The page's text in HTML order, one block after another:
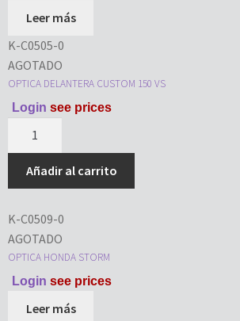
Leer más
K-C0505-0
AGOTADO
OPTICA DELANTERA CUSTOM 150 VS
Login see prices
Añadir al carrito
K-C0509-0
AGOTADO
OPTICA HONDA STORM
Login see prices
Leer más